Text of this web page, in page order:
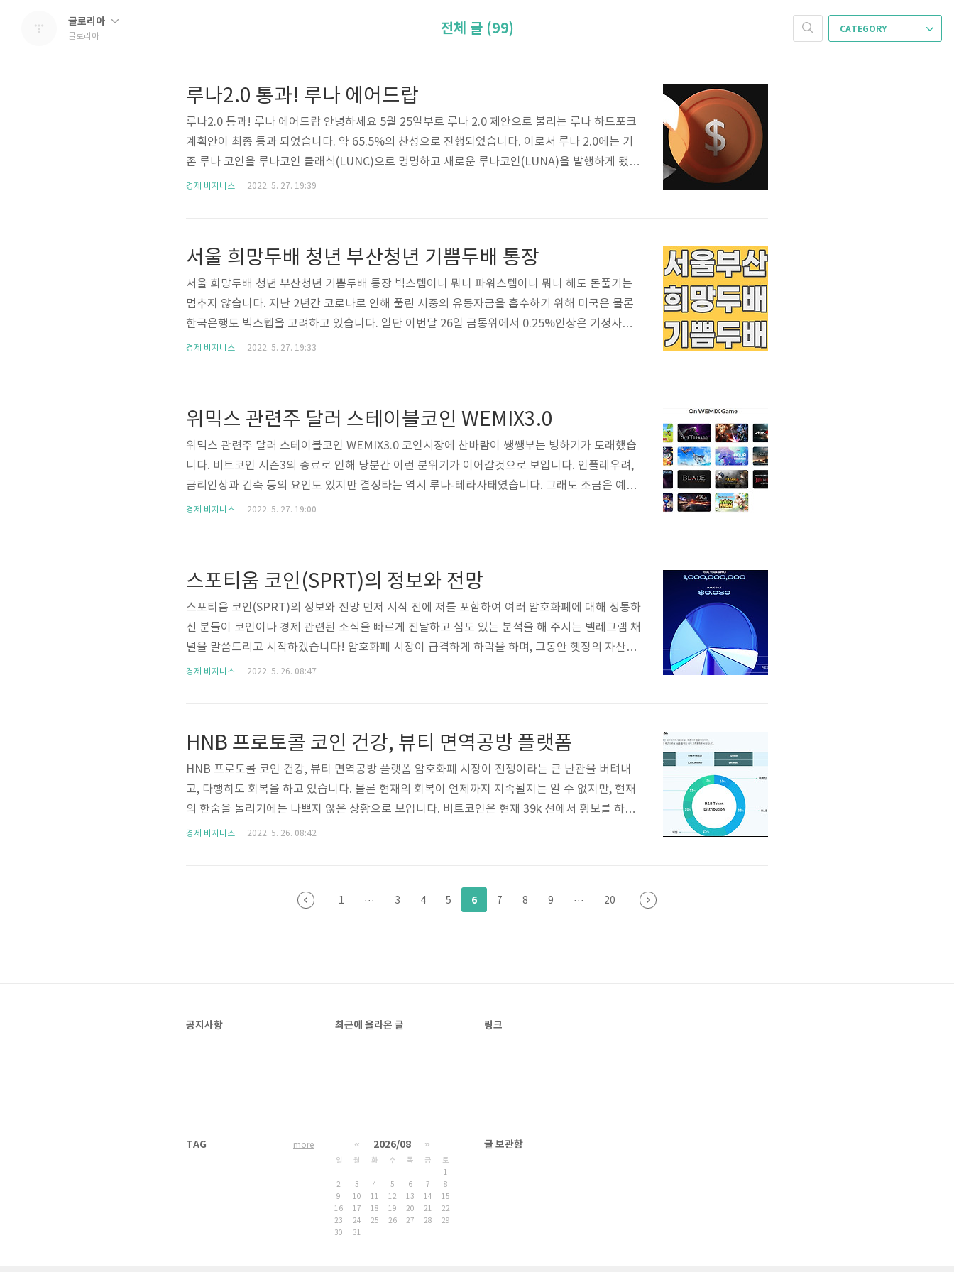
글로리아
글로리아
CATEGORY
전체 글 (99)
루나2.0 통과! 루나 에어드랍
루나2.0 통과! 루나 에어드랍 안녕하세요 5월 25일부로 루나 2.0 제안으로 불리는 루나 하드포크
계획안이 최종 통과 되었습니다. 약 65.5%의 찬성으로 진행되었습니다. 이로서 루나 2.0에는 기
존 루나 코인을 루나코인 클래식(LUNC)으로 명명하고 새로운 루나코인(LUNA)을 발행하게 됐습
니다. 내일(28일) 오후 3시, 정식 런칭 예정이라고 하고 출시 이후 장단기 가격 흐름을 좀 지켜 보
데, 그 시점은 U..
경제 비지니스 2022. 5. 27. 19:39
서울 희망두배 청년 부산청년 기쁨두배 통장
서울 희망두배 청년 부산청년 기쁨두배 통장 빅스텝이니 뭐니 파워스텝이니 뭐니 해도 돈풀기는
멈추지 않습니다. 지난 2년간 코로나로 인해 풀린 시중의 유동자금을 흡수하기 위해 미국은 물론
한국은행도 빅스텝을 고려하고 있습니다. 일단 이번달 26일 금통위에서 0.25%인상은 기정사실
이고 하반기에는 실제로 0.5%인상의 빅스텝을 시도할 수도 있습니다. 시중에 유동자금이 경색되
된 수순이었습니다. 코로나로 인해 급격하게 팽창했던 자산시장에 충격이 ..
경제 비지니스 2022. 5. 27. 19:33
위믹스 관련주 달러 스테이블코인 WEMIX3.0
위믹스 관련주 달러 스테이블코인 WEMIX3.0 코인시장에 찬바람이 쌩쌩부는 빙하기가 도래했습
니다. 비트코인 시즌3의 종료로 인해 당분간 이런 분위기가 이어갈것으로 보입니다. 인플레우려,
금리인상과 긴축 등의 요인도 있지만 결정타는 역시 루나-테라사태였습니다. 그래도 조금은 예전
시즌1과 시즌2와는 달리 엄청난 패닉셀을 동반하지 않은 것은 다행입니다. 비트코인도 3천만원
을 그리며 뛰어오르는 중입니다. 루나,테라 사태 등으로 1천원..
경제 비지니스 2022. 5. 27. 19:00
스포티움 코인(SPRT)의 정보와 전망
스포티움 코인(SPRT)의 정보와 전망 먼저 시작 전에 저를 포함하여 여러 암호화폐에 대해 정통하
신 분들이 코인이나 경제 관련된 소식을 빠르게 전달하고 심도 있는 분석을 해 주시는 텔레그램 채
널을 말씀드리고 시작하겠습니다! 암호화폐 시장이 급격하게 하락을 하며, 그동안 헷징의 자산으
로 디지털 금이라고 불리길 소망했던 기대를 박살 냈습니다. 그런데 아이러니하게도, 세계 각국의
수 없지만, 일단은 암호화폐에 대한 가능성을 보여주는 한..
경제 비지니스 2022. 5. 26. 08:47
HNB 프로토콜 코인 건강, 뷰티 면역공방 플랫폼
HNB 프로토콜 코인 건강, 뷰티 면역공방 플랫폼 암호화폐 시장이 전쟁이라는 큰 난관을 버텨내
고, 다행히도 회복을 하고 있습니다. 물론 현재의 회복이 언제까지 지속될지는 알 수 없지만, 현재
의 한숨을 돌리기에는 나쁘지 않은 상황으로 보입니다. 비트코인은 현재 39k 선에서 횡보를 하고
있으며, 위아래로 지지선과 저항선이 얼추 보이고 있습니다. 지지선이나 저항선을 강하게 돌파한
인하여, 파월의 선택지가 강하고 빠른 금리 인상의 카드를 선택할 가능성이 높아졌기 때문에, 한
번 이상의 하락은 염두에 두시는 것이 맞는 것으로 보입..
경제 비지니스 2022. 5. 26. 08:42
1 ··· 3 4 5 6 7 8 9 ··· 20
공지사항 최근에 올라온 글 링크
TAG more « 2026/08 »
일 월 화 수 목 금
토
1
2
3 4 5 6 7
8
9
10 11 12 13 14
15
16
17 18 19 20 21
22
23
24 25 26 27 28
29
30
31
글 보관함